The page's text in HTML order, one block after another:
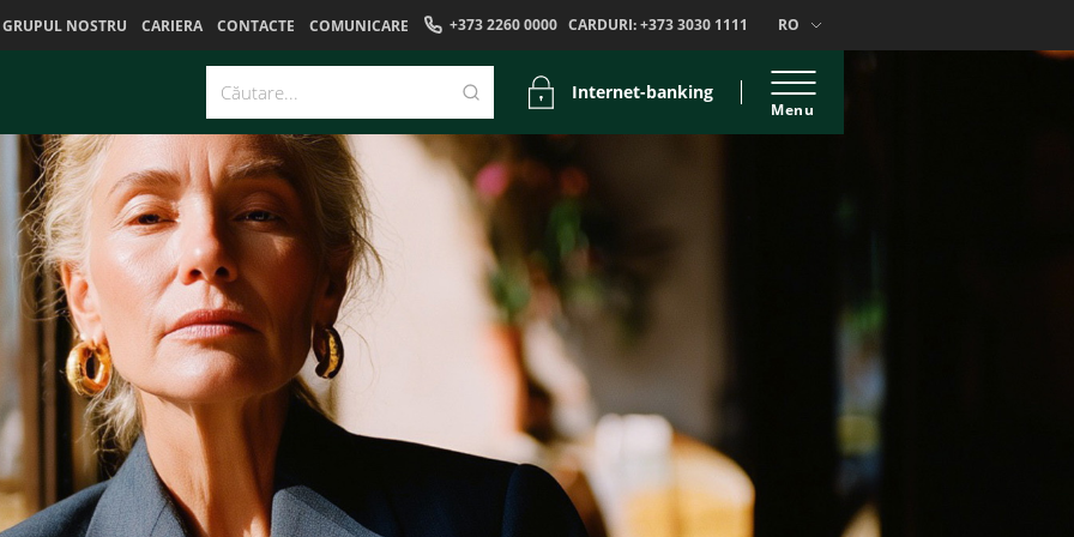
GRUPUL NOSTRU CARIERA CONTACTE COMUNICARE +373 2260 0000 CARDURI:+373 3030 1111 RO
Internet-banking
Menu